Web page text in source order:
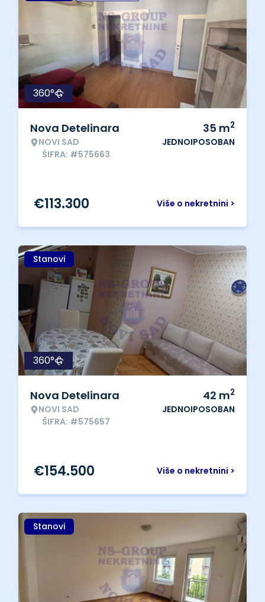
360°
Nova Detelinara
NOVI SAD
ŠIFRA: #575663
35 m2
JEDNOIPOSOBAN
Više o nekretnini >
€113.300
Stanovi
360°
Nova Detelinara
NOVI SAD
ŠIFRA: #575657
42 m2
JEDNOIPOSOBAN
Više o nekretnini >
€154.500
Stanovi